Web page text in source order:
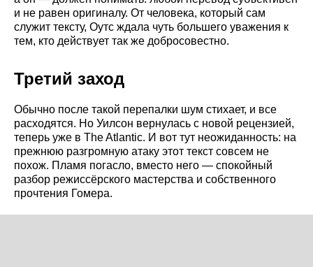
и не равен оригиналу. От человека, который сам
служит тексту, Оутс ждала чуть большего уважения к
тем, кто действует так же добросовестно.
Третий заход
Обычно после такой перепалки шум стихает, и все
расходятся. Но Уилсон вернулась с новой рецензией,
теперь уже в The Atlantic. И вот тут неожиданность: на
прежнюю разгромную атаку этот текст совсем не
похож. Пламя погасло, вместо него — спокойный
разбор режиссёрского мастерства и собственного
прочтения Гомера.